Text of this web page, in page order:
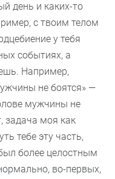
день и каких-то
с твоим телом
у тебя
событиях, а
Например,
не боятся» —
мужчины не
задача моя как
тебе эту часть,
более целостным
во-первых,